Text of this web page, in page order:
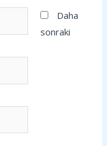
Daha
sonraki